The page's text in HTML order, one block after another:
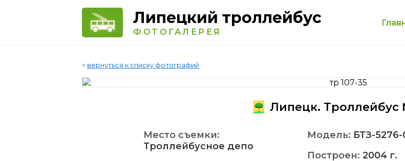
Липецкий троллейбус
ФОТОГАЛЕРЕЯ
< вернуться к списку фотографий
Липецк. Троллейбус
Место съемки:
Троллейбусное депо
Модель: БТЗ-
Построен: 2004 г.